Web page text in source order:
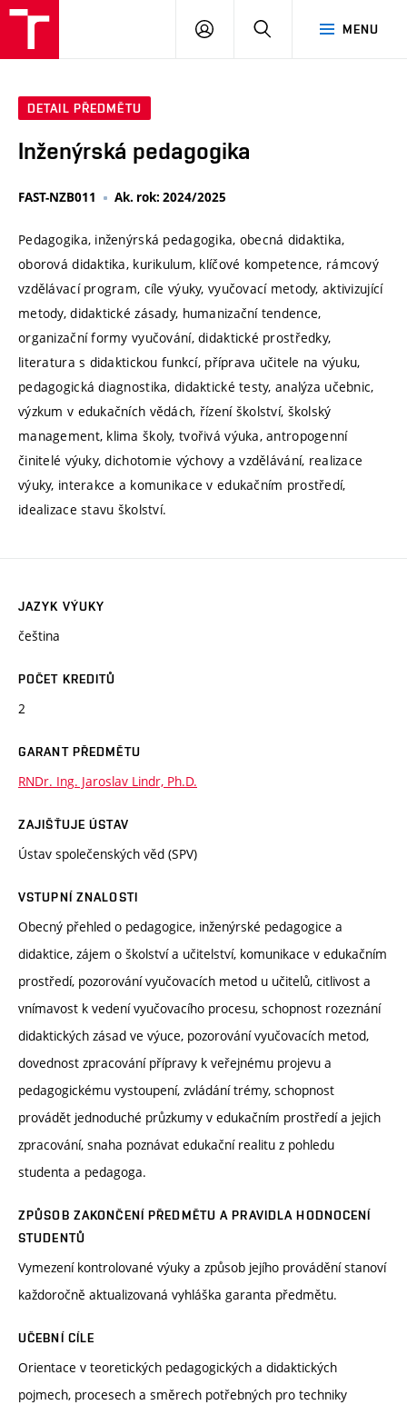
MENU
PŘIHLÁSIT
DETAIL PŘEDMĚTU
Inženýrská pedagogika
FAST-NZB011 Ak. rok: 2024/2025
Pedagogika, inženýrská pedagogika, obecná didaktika,
oborová didaktika, kurikulum, klíčové kompetence, rámcový
vzdělávací program, cíle výuky, vyučovací metody, aktivizující
metody, didaktické zásady, humanizační tendence,
organizační formy vyučování, didaktické prostředky,
literatura s didaktickou funkcí, příprava učitele na výuku,
pedagogická diagnostika, didaktické testy, analýza učebnic,
výzkum v edukačních vědách, řízení školství, školský
management, klima školy, tvořivá výuka, antropogenní
činitelé výuky, dichotomie výchovy a vzdělávání, realizace
výuky, interakce a komunikace v edukačním prostředí,
idealizace stavu školství.
JAZYK VÝUKY
čeština
POČET KREDITŮ
2
GARANT PŘEDMĚTU
RNDr. Ing. Jaroslav Lindr, Ph.D.
ZAJIŠŤUJE ÚSTAV
Ústav společenských věd (SPV)
VSTUPNÍ ZNALOSTI
Obecný přehled o pedagogice, inženýrské pedagogice a
didaktice, zájem o školství a učitelství, komunikace v edukačním
prostředí, pozorování vyučovacích metod u učitelů, citlivost a
vnímavost k vedení vyučovacího procesu, schopnost rozeznání
didaktických zásad ve výuce, pozorování vyučovacích metod,
dovednost zpracování přípravy k veřejnému projevu a
pedagogickému vystoupení, zvládání trémy, schopnost
provádět jednoduché průzkumy v edukačním prostředí a jejich
zpracování, snaha poznávat edukační realitu z pohledu
studenta a pedagoga.
ZPŮSOB ZAKONČENÍ PŘEDMĚTU A PRAVIDLA HODNOCENÍ
STUDENTŮ
Vymezení kontrolované výuky a způsob jejího provádění stanoví
každoročně aktualizovaná vyhláška garanta předmětu.
UČEBNÍ CÍLE
Orientace v teoretických pedagogických a didaktických
pojmech, procesech a směrech potřebných pro techniky